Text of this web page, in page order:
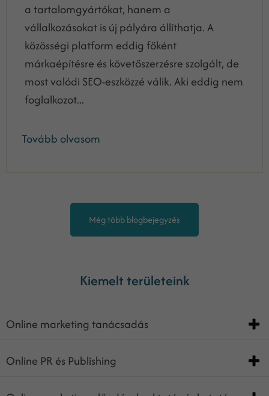
a tartalomgyártókat, hanem a
vállalkozásokat is új pályára állíthatja. A
közösségi platform eddig főként
márkaépítésre és követőszerzésre szolgált, de
most valódi SEO-eszközzé válik. Aki eddig nem
foglalkozot...
Tovább olvasom
Még több blogbejegyzés
Kiemelt területeink
Online marketing tanácsadás
Online PR és Publishing